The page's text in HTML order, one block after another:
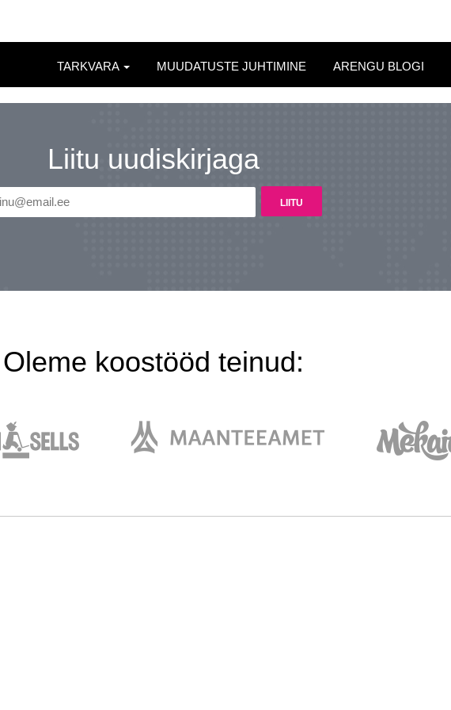
TARKVARA MUUDATUSTE JUHTIMINE ARENGU BLOGI
Liitu uudiskirjaga
Oleme koostööd teinud: